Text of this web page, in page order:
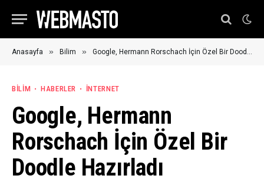
Anasayfa » Bilim » Google, Hermann Rorschach İçin Özel Bir Doodle Hazırladı
BILIM HABERLER İNTERNET
Google, Hermann
Rorschach İçin Özel Bir
Doodle Hazırladı